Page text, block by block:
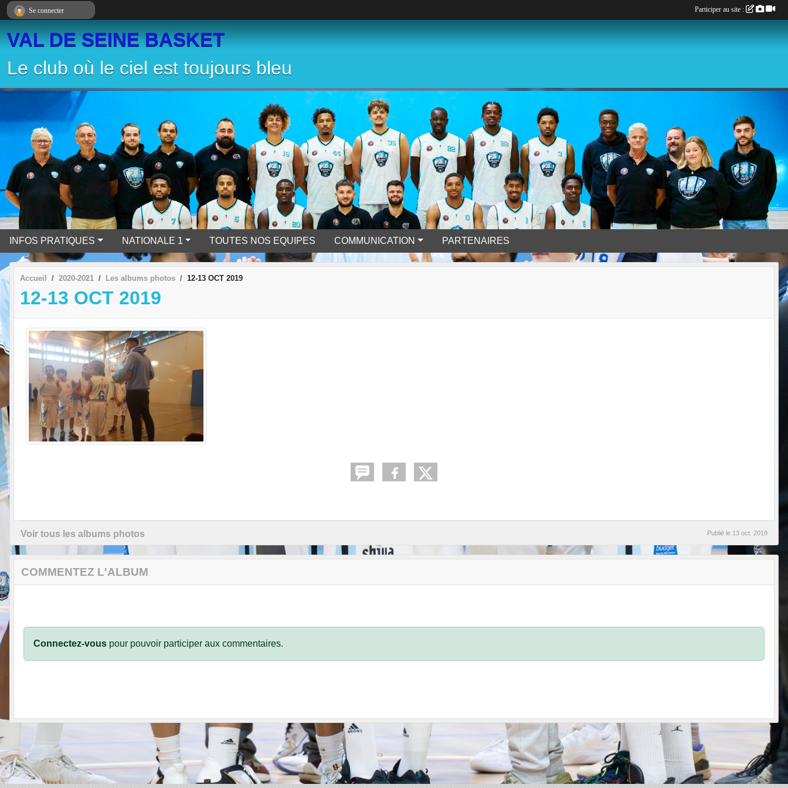
VAL DE SEINE BASKET
Le club où le ciel est toujours bleu
INFOS PRATIQUES NATIONALE 1 TOUTES NOS EQUIPES COMMUNICATION PARTENAIRES
Accueil 2020-2021 Les albums photos 12-13 OCT 2019
12-13 OCT 2019
Voir tous les albums photos Publié le 13 oct. 2019
COMMENTEZ L'ALBUM
Connectez-vous pour pouvoir participer aux commentaires.
Se connecter Participer au site :
Panneau de gestion des cookies